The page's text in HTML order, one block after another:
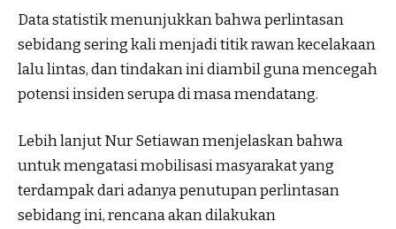
Data statistik menunjukkan bahwa perlintasan
sebidang sering kali menjadi titik rawan kecelakaan
lalu lintas, dan tindakan ini diambil guna mencegah
potensi insiden serupa di masa mendatang.
Lebih lanjut Nur Setiawan menjelaskan bahwa
untuk mengatasi mobilisasi masyarakat yang
terdampak dari adanya penutupan perlintasan
sebidang ini, rencana akan dilakukan